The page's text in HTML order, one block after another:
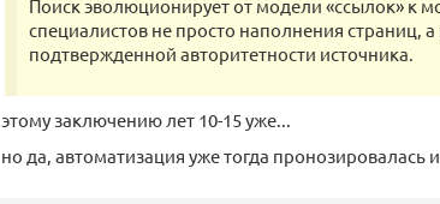
Поиск эволюционирует от модели «ссылок» к
специалистов не просто наполнения страниц,
подтвержденной авторитетности источника.
этому заключению лет 10-15 уже...
но да, автоматизация уже тогда пронозировалась